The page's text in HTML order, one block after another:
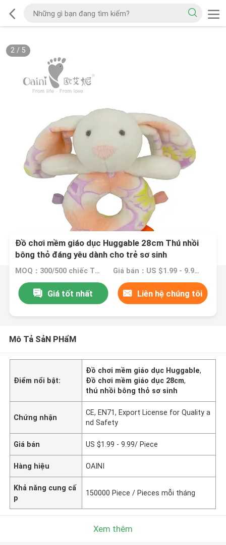
2/ 5
Đồ chơi mềm giáo dục Huggable 28cm Thú nhồi
bông thỏ đáng yêu dành cho trẻ sơ sinh
MOQ：300/500 chiếc Thỏa thuận Giá bán：US $1.99 - 9.99/ Piece
Giá tốt nhất Liên hệ chúng tôi
Mô Tả SảN PHẩM
Điểm nổi bật:
Đồ chơi mềm giáo dục Huggable,
Đồ chơi mềm giáo dục 28cm,
thú nhồi bông thỏ sơ sinh
Chứng nhận
CE, EN71, Export License for Quality a
nd Safety
Giá bán US $1.99 - 9.99/ Piece
Hàng hiệu OAINI
Khả năng cung cấ
p
150000 Piece / Pieces mỗi tháng
Xem thêm